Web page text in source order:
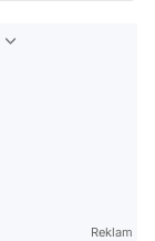
Reklam